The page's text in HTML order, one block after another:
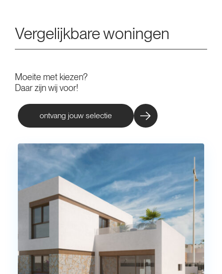
Vergelijkbare woningen
Moeite met kiezen?
Daar zijn wij voor!
ontvang jouw selectie